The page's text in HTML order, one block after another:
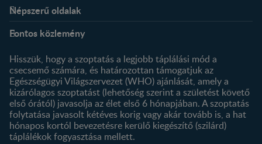
Népszerű oldalak
Kapcsolat
Történetünk
Profilom
Termékeink
Termék kereső
Fontos közlemény
Hisszük, hogy a szoptatás a legjobb táplálási mód a
csecsemő számára, és határozottan támogatjuk az
Egészségügyi Világszervezet (WHO) ajánlását, amely a
kizárólagos szoptatást (lehetőség szerint a születést követő
első órától) javasolja az élet első 6 hónapjában. A szoptatás
folytatása javasolt kétéves korig vagy akár tovább is, a hat
hónapos kortól bevezetésre kerülő kiegészítő (szilárd)
táplálékok fogyasztása mellett.